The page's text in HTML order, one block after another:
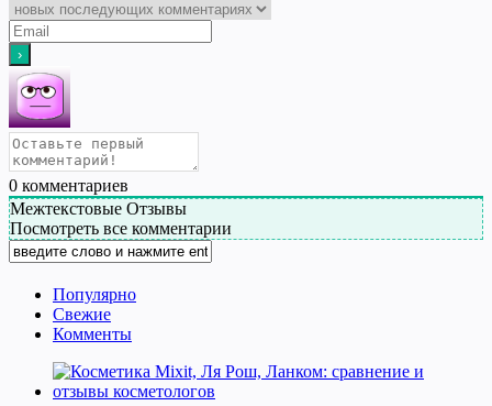
0 комментариев
Межтекстовые Отзывы
Посмотреть все комментарии
Популярно
Свежие
Комменты